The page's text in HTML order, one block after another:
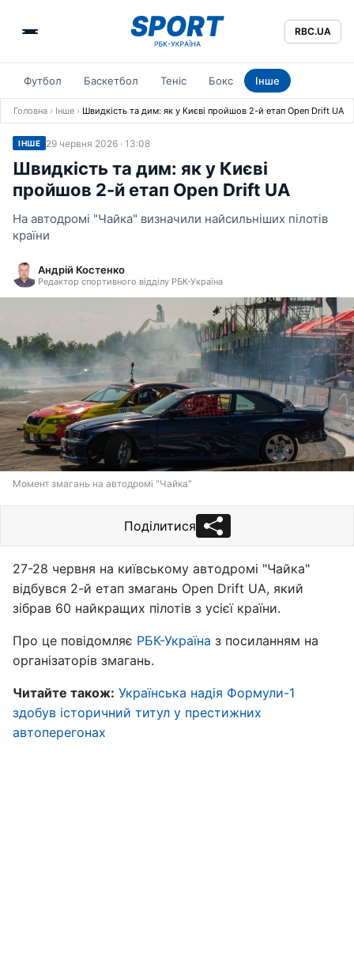
RBC.UA
Футбол Баскетбол Теніс Бокс Інше
Головна › Інше › Швидкість та дим: як у Києві пройшов 2-й етап Open Drift UA
ІНШЕ 29 червня 2026 · 13:08
Швидкість та дим: як у Києві
пройшов 2-й етап Open Drift UA
На автодромі "Чайка" визначили найсильніших пілотів
країни
Андрій Костенко
Редактор спортивного відділу РБК-Україна
Момент змагань на автодромі "Чайка"
Поділитися
27-28 червня на київському автодромі "Чайка"
відбувся 2-й етап змагань Open Drift UA, який
зібрав 60 найкращих пілотів з усієї країни.
Про це повідомляє РБК-Україна з посиланням на
організаторів змагань.
Читайте також: Українська надія Формули-1
здобув історичний титул у престижних
автоперегонах